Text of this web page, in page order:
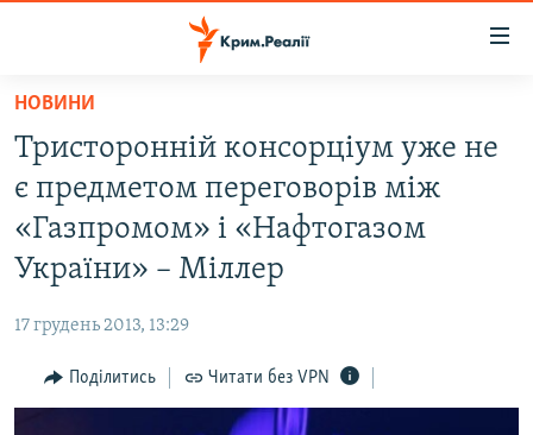
Перейти
основного
матеріалу
Перейти
до
основної
Перейти
пошуку
ВОДА.КРИМ
ВІДЕО ТА ФОТО
ПОЛІТИКА
ПОГЛЯД
ІНТЕРВ'Ю
НОВИНИ
Тристоронній консорціум уже не
є предметом переговорів між
«Газпромом» і «Нафтогазом
України» – Міллер
17 грудень 2013, 13:29
Поділитись Читати без VPN